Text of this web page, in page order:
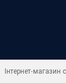
Інтернет-